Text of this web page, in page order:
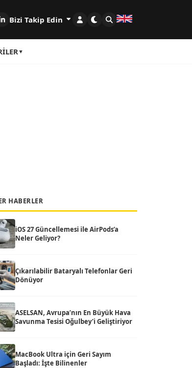
Bizi Takip Edin
HABERLER
iOS 27 Güncellemesi ile AirPods’a
Neler Geliyor?
Çıkarılabilir Bataryalı Telefonlar Geri
Dönüyor
ASELSAN, Avrupa’nın En Büyük Hava
Savunma Tesisi Oğulbey’i Geliştiriyor
MacBook Ultra için Geri Sayım
Başladı: İşte Bilinenler